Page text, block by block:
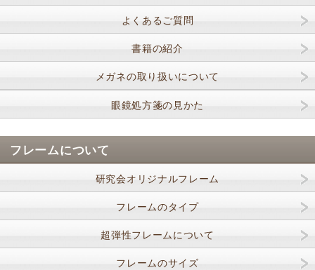
よくあるご質問
書籍の紹介
メガネの取り扱いについて
眼鏡処方箋の見かた
フレームについて
研究会オリジナルフレーム
フレームのタイプ
超弾性フレームについて
フレームのサイズ